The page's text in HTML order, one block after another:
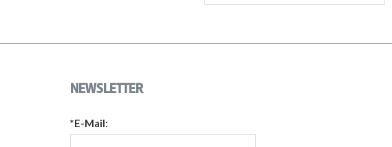
NEWSLETTER
*E-Mail: